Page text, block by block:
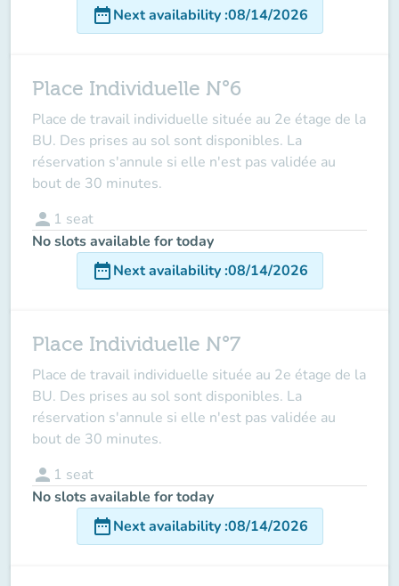
date_rangeNext availability:08/14/2026
Place Individuelle N°6
Place de travail individuelle située au 2e étage de la
BU. Des prises au sol sont disponibles. La
réservation s'annule si elle n'est pas validée au
bout de 30 minutes.
person 1 seat
No slots available for today
date_rangeNext availability:08/14/2026
Place Individuelle N°7
Place de travail individuelle située au 2e étage de la
BU. Des prises au sol sont disponibles. La
réservation s'annule si elle n'est pas validée au
bout de 30 minutes.
person 1 seat
No slots available for today
date_rangeNext availability:08/14/2026